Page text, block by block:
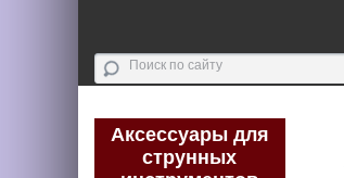
Аксессуары для
струнных